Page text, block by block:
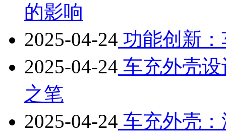
的影响
2025-04-24 功能创新
2025-04-24 车充外壳
之笔
2025-04-24 车充外壳